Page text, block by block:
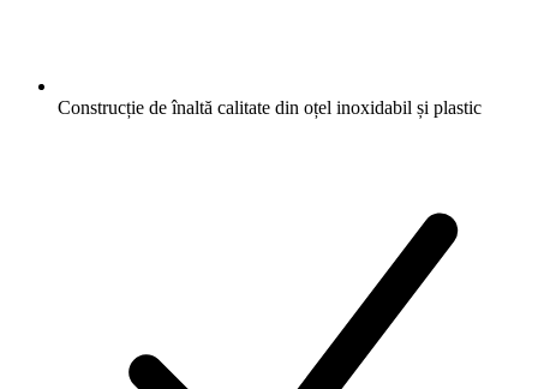
Construcție de înaltă calitate din oțel inoxidabil și plastic